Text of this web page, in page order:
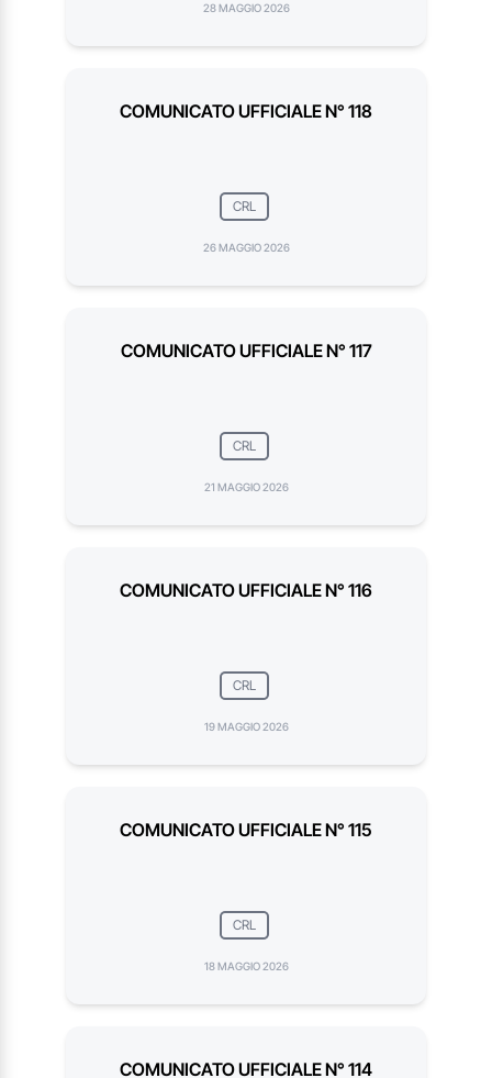
28 MAGGIO 2026
COMUNICATO UFFICIALE N° 118
CRL
26 MAGGIO 2026
COMUNICATO UFFICIALE N° 117
CRL
21 MAGGIO 2026
COMUNICATO UFFICIALE N° 116
CRL
19 MAGGIO 2026
COMUNICATO UFFICIALE N° 115
CRL
18 MAGGIO 2026
COMUNICATO UFFICIALE N° 114